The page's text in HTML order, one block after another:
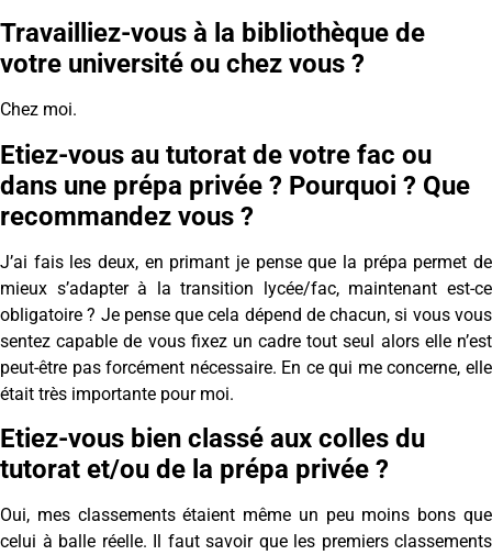
Travailliez-vous à la bibliothèque de
votre université ou chez vous ?
Chez moi.
Etiez-vous au tutorat de votre fac ou
dans une prépa privée ? Pourquoi ? Que
recommandez vous ?
J’ai fais les deux, en primant je pense que la prépa permet de
mieux s’adapter à la transition lycée/fac, maintenant est-ce
obligatoire ? Je pense que cela dépend de chacun, si vous vous
sentez capable de vous fixez un cadre tout seul alors elle n’est
peut-être pas forcément nécessaire. En ce qui me concerne, elle
était très importante pour moi.
Etiez-vous bien classé aux colles du
tutorat et/ou de la prépa privée ?
Oui, mes classements étaient même un peu moins bons que
celui à balle réelle. Il faut savoir que les premiers classements